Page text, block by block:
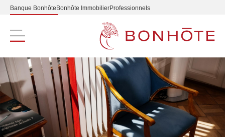
Banque Bonhôte Bonhôte ImmobilierProfessionnels
Navigation principale